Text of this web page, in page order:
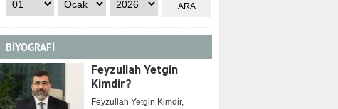
BİYOGRAFİ
Feyzullah Yetgin
Kimdir?
Feyzullah Yetgin Kimdir,